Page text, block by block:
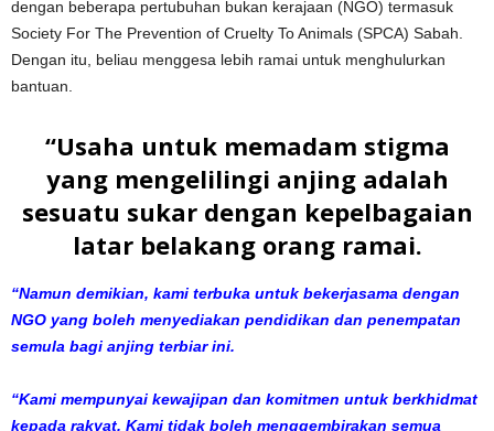
dengan beberapa pertubuhan bukan kerajaan (NGO) termasuk
Society For The Prevention of Cruelty To Animals (SPCA) Sabah.
Dengan itu, beliau menggesa lebih ramai untuk menghulurkan
bantuan.
“Usaha untuk memadam stigma
yang mengelilingi anjing adalah
sesuatu sukar dengan kepelbagaian
latar belakang orang ramai.
“Namun demikian, kami terbuka untuk bekerjasama dengan
NGO yang boleh menyediakan pendidikan dan penempatan
semula bagi anjing terbiar ini.
“Kami mempunyai kewajipan dan komitmen untuk berkhidmat
kepada rakyat. Kami tidak boleh menggembirakan semua